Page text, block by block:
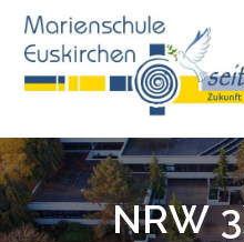
NRW